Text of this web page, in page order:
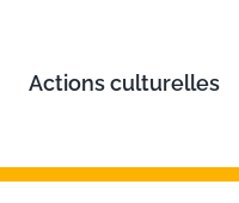
Actions culturelles